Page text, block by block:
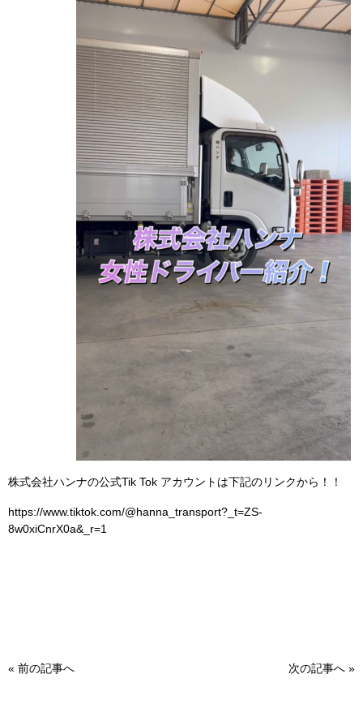
株式会社ハンナの公式Tik Tok アカウントは下記のリンクから！！
https://www.tiktok.com/@hanna_transport?_t=ZS-
8w0xiCnrX0a&_r=1
« 前の記事へ 次の記事へ »